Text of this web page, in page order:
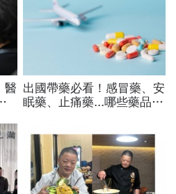
醫 出國帶藥必看！感冒藥、安
眠藥、止痛藥...哪些藥品可